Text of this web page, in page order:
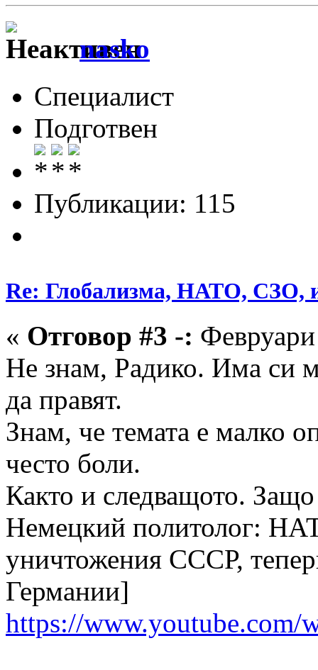
nasko
Специалист
Подготвен
Публикации: 115
Re: Глобализма, НАТО, СЗО, и
« Отговор #3 -:
Не знам, Радико. Има си
да правят.
Знам, че темата е малко
често боли.
Както и следващото.
Немецкий политолог:
уничтожения СССР,
Германии]
https://www.youtube.com/